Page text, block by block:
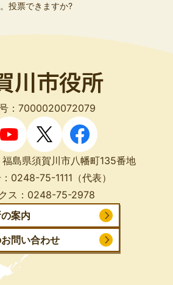
投票できますか?
：7000020072079
島県須賀川市八幡町135番地
0248-75-1111 （代表）
ス： 0248-75-2978
案内
問い合わせ